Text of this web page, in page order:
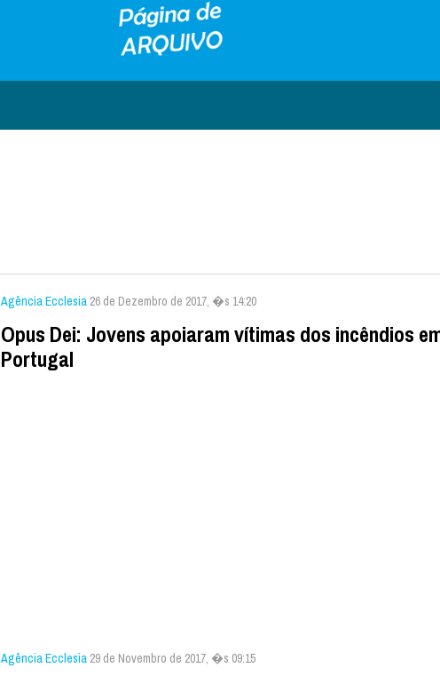
Agência Ecclesia 26 de Dezembro de 2017, �s 14:20
Opus Dei: Jovens apoiaram vítimas dos incêndios
Portugal
Agência Ecclesia 29 de Novembro de 2017, �s 09:15